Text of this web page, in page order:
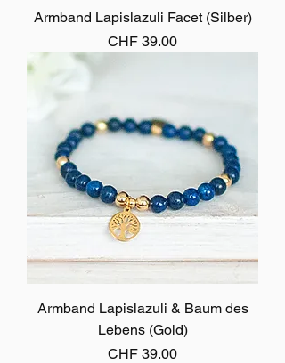
Armband Lapislazuli Facet (Silber)
Preis
CHF 39.00
Armband Lapislazuli & Baum des
Lebens (Gold)
Preis
CHF 39.00